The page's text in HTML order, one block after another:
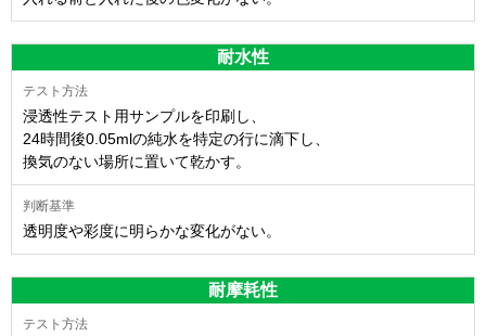
耐水性
浸透性テスト用サンプルを印刷し、
24時間後0.05mlの純水を特定の行に滴下し、
換気のない場所に置いて乾かす。
透明度や彩度に明らかな変化がない。
耐摩耗性